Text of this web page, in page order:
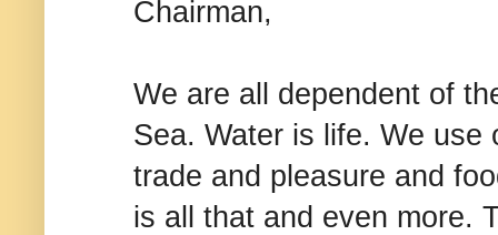
Chairman,
We are all dependent of
Sea. Water is life. We use
trade and pleasure and
is all that and even more.